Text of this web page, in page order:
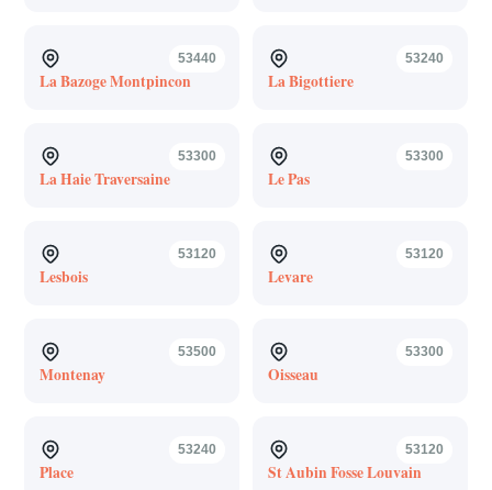
53440
La Bazoge Montpincon
53240
La Bigottiere
53300
La Haie Traversaine
53300
Le Pas
53120
Lesbois
53120
Levare
53500
Montenay
53300
Oisseau
53240
Place
53120
St Aubin Fosse Louvain